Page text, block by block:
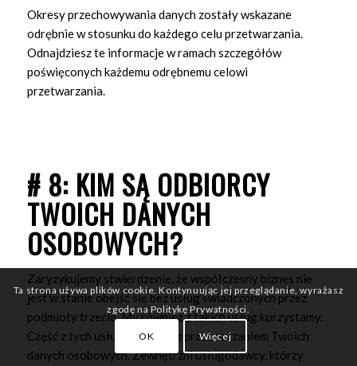
Okresy przechowywania danych zostały wskazane
odrębnie w stosunku do każdego celu przetwarzania.
Odnajdziesz te informacje w ramach szczegółów
poświęconych każdemu odrębnemu celowi
przetwarzania.
# 8: KIM SĄ ODBIORCY
TWOICH DANYCH
OSOBOWYCH?
Zaryzykujemy stwierdzenie, że współczesny biznes nie
jest w stanie obejść się bez usług świadczonych przez
podmioty trzecie. My również z takich usług korzystamy.
Część z tych usług wiąże się z przetwarzaniem Twoich
danych osobowych. Zewnętrzni usługodawcy, którzy
Ta strona używa plików cookie. Kontynuując jej przeglądanie, wyrażasz
zgodę na Politykę Prywatności.
OK Więcej